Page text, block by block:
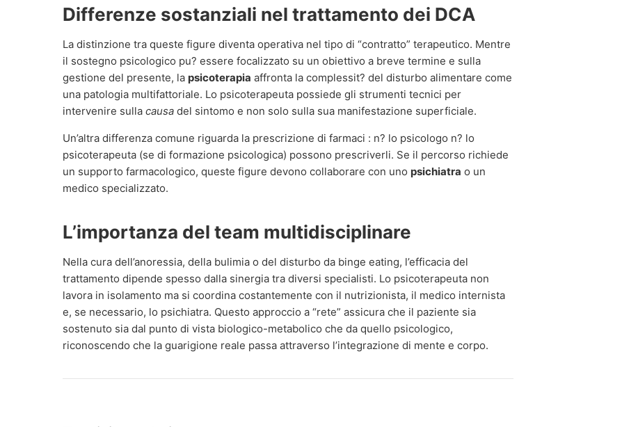
Differenze sostanziali nel trattamento dei DCA
La distinzione tra queste figure diventa operativa nel tipo di “contratto” terapeutico. Mentre
il sostegno psicologico pu? essere focalizzato su un obiettivo a breve termine e sulla
gestione del presente, la psicoterapia affronta la complessit? del disturbo alimentare come
una patologia multifattoriale. Lo psicoterapeuta possiede gli strumenti tecnici per
intervenire sulla causa del sintomo e non solo sulla sua manifestazione superficiale.
Un’altra differenza comune riguarda la prescrizione di farmaci : n? lo psicologo n? lo
psicoterapeuta (se di formazione psicologica) possono prescriverli. Se il percorso richiede
un supporto farmacologico, queste figure devono collaborare con uno psichiatra o un
medico specializzato.
L’importanza del team multidisciplinare
Nella cura dell’anoressia, della bulimia o del disturbo da binge eating, l’efficacia del
trattamento dipende spesso dalla sinergia tra diversi specialisti. Lo psicoterapeuta non
lavora in isolamento ma si coordina costantemente con il nutrizionista, il medico internista
e, se necessario, lo psichiatra. Questo approccio a “rete” assicura che il paziente sia
sostenuto sia dal punto di vista biologico-metabolico che da quello psicologico,
riconoscendo che la guarigione reale passa attraverso l’integrazione di mente e corpo.